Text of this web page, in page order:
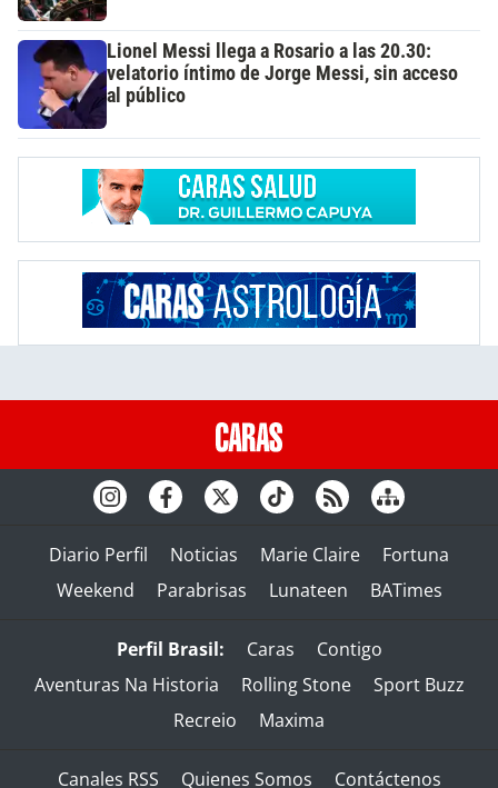
Lionel Messi llega a Rosario a las 20.30:
velatorio íntimo de Jorge Messi, sin acceso
al público
Diario Perfil Noticias Marie Claire
Fortuna
Weekend
Parabrisas Lunateen BATimes
Perfil Brasil: Caras
Contigo
Aventuras Na Historia
Rolling Stone
Sport Buzz
Recreio
Maxima
Canales RSS Quienes Somos Contáctenos